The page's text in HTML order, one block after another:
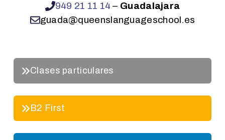
949 21 11 14 – Guadalajara
guada@queenslanguageschool.es
Clases particulares
B2 First